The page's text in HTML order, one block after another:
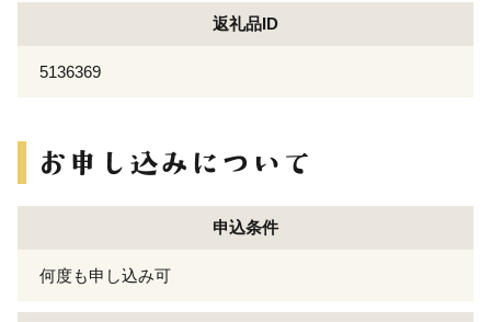
返礼品ID
5136369
申込条件
何度も申し込み可